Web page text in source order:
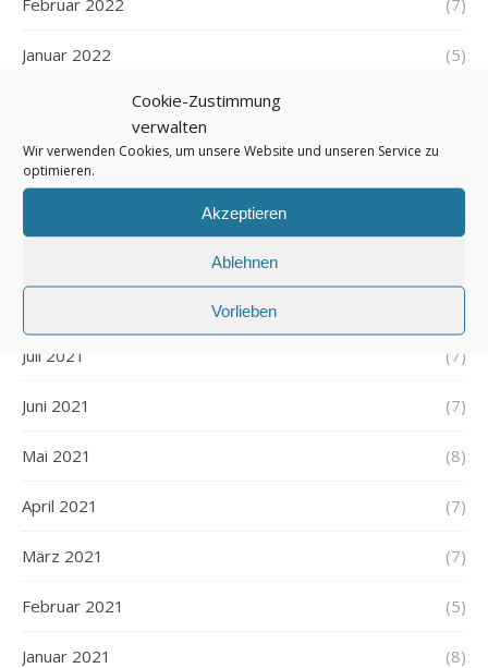
Cookie-Zustimmung
verwalten
Wir verwenden Cookies, um unsere Website und unseren Service zu
optimieren.
Akzeptieren
Ablehnen
Vorlieben
Februar 2022 (7)
Januar 2022 (5)
Dezember 2021
November 2021
Juli 2021 (7)
Juni 2021 (7)
Mai 2021 (8)
April 2021 (7)
März 2021 (7)
Februar 2021 (5)
Januar 2021 (8)